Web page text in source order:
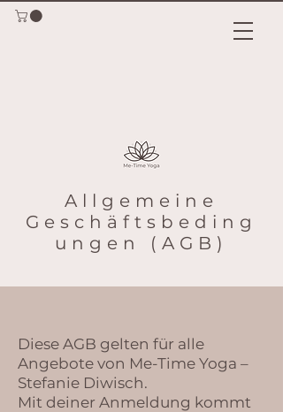
Allgemeine
Geschäftsbeding
ungen (AGB)
Diese AGB gelten für alle
Angebote von Me-Time Yoga –
Stefanie Diwisch.
Mit deiner Anmeldung kommt